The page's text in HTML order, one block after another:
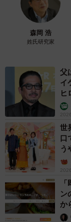
じゃ明日な。こ
（なんだろう、
しかして…離婚相
懐かしい友から
かあったら喜んで
を待っていたそう
森岡 浩
姓氏研究家
父
イ
ヒ
世
口
う
ん
ン
か